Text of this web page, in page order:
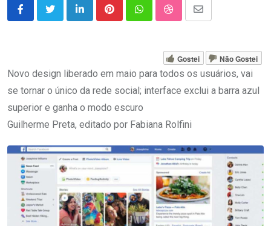
LinkedInPinterestWhatsappStumbleUpon
Share
Email
Gostei Não Gostei
Novo design liberado em maio para todos os usuários, vai
se tornar o único da rede social; interface exclui a barra azul
superior e ganha o modo escuro
Guilherme Preta, editado por Fabiana Rolfini